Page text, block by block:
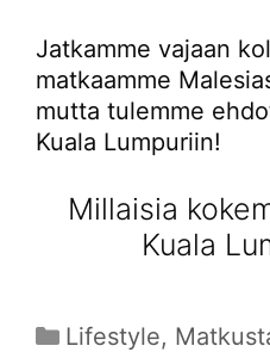
Jatkamme vajaan
matkaamme
mutta tulemme
Kuala Lumpuriin!
Millaisia
Kuala
Kategoriat
Lifestyle,